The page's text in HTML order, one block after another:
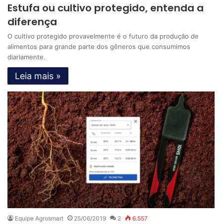
Estufa ou cultivo protegido, entenda a
diferença
O cultivo protegido provavelmente é o futuro da produção de
alimentos para grande parte dos gêneros que consumimos
diariamente.
Leia mais »
Equipe Agrosmart 25/06/2019 2 6.557